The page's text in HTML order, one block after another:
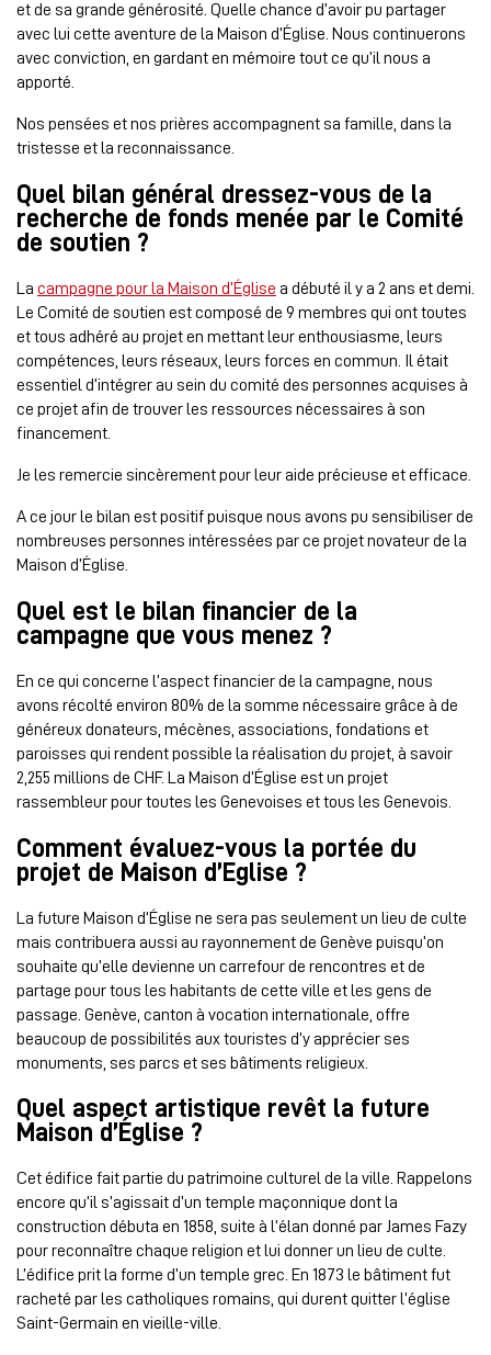
et de sa grande générosité. Quelle chance d’avoir pu partager
avec lui cette aventure de la Maison d’Église. Nous continuerons
avec conviction, en gardant en mémoire tout ce qu’il nous a
apporté.
Nos pensées et nos prières accompagnent sa famille, dans la
tristesse et la reconnaissance.
Quel bilan général dressez-vous de la
recherche de fonds menée par le Comité
de soutien ?
La campagne pour la Maison d’Église a débuté il y a 2 ans et demi.
Le Comité de soutien est composé de 9 membres qui ont toutes
et tous adhéré au projet en mettant leur enthousiasme, leurs
compétences, leurs réseaux, leurs forces en commun. Il était
essentiel d’intégrer au sein du comité des personnes acquises à
ce projet afin de trouver les ressources nécessaires à son
financement.
Je les remercie sincèrement pour leur aide précieuse et efficace.
A ce jour le bilan est positif puisque nous avons pu sensibiliser de
nombreuses personnes intéressées par ce projet novateur de la
Maison d’Église.
Quel est le bilan financier de la
campagne que vous menez ?
En ce qui concerne l’aspect financier de la campagne, nous
avons récolté environ 80% de la somme nécessaire grâce à de
généreux donateurs, mécènes, associations, fondations et
paroisses qui rendent possible la réalisation du projet, à savoir
2,255 millions de CHF. La Maison d’Église est un projet
rassembleur pour toutes les Genevoises et tous les Genevois.
Comment évaluez-vous la portée du
projet de Maison d’Eglise ?
La future Maison d’Église ne sera pas seulement un lieu de culte
mais contribuera aussi au rayonnement de Genève puisqu’on
souhaite qu’elle devienne un carrefour de rencontres et de
partage pour tous les habitants de cette ville et les gens de
passage. Genève, canton à vocation internationale, offre
beaucoup de possibilités aux touristes d’y apprécier ses
monuments, ses parcs et ses bâtiments religieux.
Quel aspect artistique revêt la future
Maison d’Église ?
Cet édifice fait partie du patrimoine culturel de la ville. Rappelons
encore qu’il s’agissait d’un temple maçonnique dont la
construction débuta en 1858, suite à l’élan donné par James Fazy
pour reconnaître chaque religion et lui donner un lieu de culte.
L’édifice prit la forme d’un temple grec. En 1873 le bâtiment fut
racheté par les catholiques romains, qui durent quitter l’église
Saint-Germain en vieille-ville.